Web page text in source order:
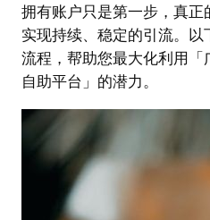
拥有账户只是第一步，真
实现持续、稳定的引流。
流程，帮助您最大化利用
自助平台」的潜力。